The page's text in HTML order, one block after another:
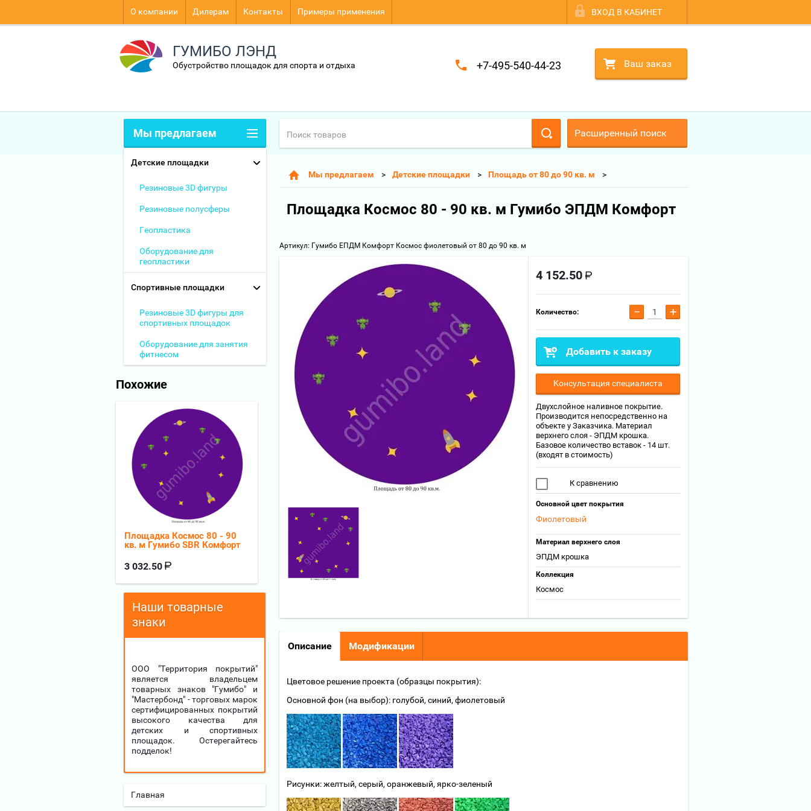
О компании Дилерам Контакты Примеры применения ВХОД В КАБИНЕТ
ГУМИБО ЛЭНД
Обустройство площадок для спорта и отдыха +7-495-540-44-23 Ваш заказ
Расширенный поиск
Мы предлагаем Детские площадки Площадь от 80 до 90 кв. м
Площадка Космос 80 - 90 кв. м Гумибо ЭПДМ Комфорт
Артикул: Гумибо ЕПДМ Комфорт Космос фиолетовый от 80 до 90 кв. м
4 152.50
Количество: − +
Добавить к заказу
Консультация специалиста
Двухслойное наливное покрытие.
Производится непосредственно на
объекте у Заказчика. Материал
верхнего слоя - ЭПДМ крошка.
Базовое количество вставок - 14 шт.
(входят в стоимость)
К сравнению
Основной цвет покрытия
Фиолетовый
Материал верхнего слоя
ЭПДМ крошка
Коллекция
Космос
Описание Модификации
Цветовое решение проекта (образцы покрытия):
Основной фон (на выбор): голубой, синий, фиолетовый
Рисунки: желтый, серый, оранжевый, ярко-зеленый
Мы предлагаем
Детские площадки
Резиновые 3D фигуры
Резиновые полусферы
Геопластика
Оборудование для
геопластики
Спортивные площадки
Резиновые 3D фигуры для
спортивных площадок
Оборудование для занятия
фитнесом
Похожие
Площадка Космос 80 - 90
кв. м Гумибо SBR Комфорт
3 032.50
Наши товарные
знаки
ООО "Территория покрытий"
является владельцем
товарных знаков "Гумибо" и
"Мастербонд" - торговых марок
сертифицированных покрытий
высокого качества для
детских и спортивных
площадок. Остерегайтесь
подделок!
Главная